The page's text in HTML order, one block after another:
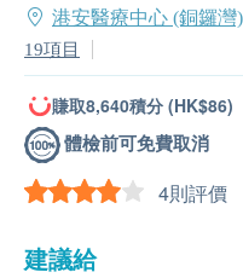
港安醫療中心 (銅鑼灣)
19項目
賺取8,640積分 (HK$86)
體檢前可免費取消
4則評價
建議給